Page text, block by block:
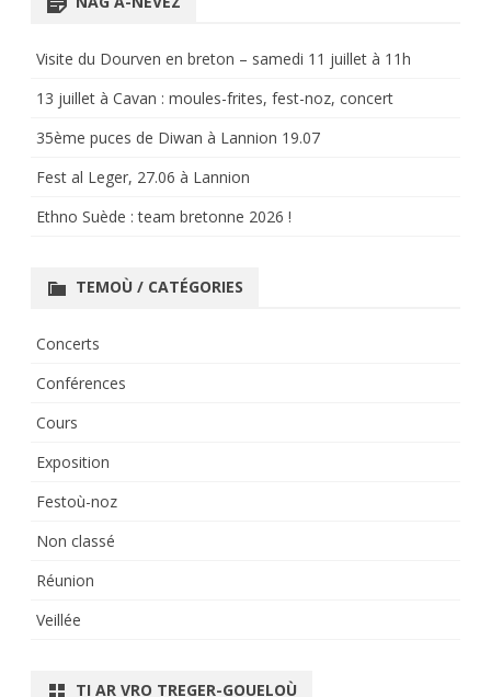
Visite du Dourven en breton – samedi 11 juillet à 11h
13 juillet à Cavan : moules-frites, fest-noz, concert
35ème puces de Diwan à Lannion 19.07
Fest al Leger, 27.06 à Lannion
Ethno Suède : team bretonne 2026 !
TEMOÙ / CATÉGORIES
Concerts
Conférences
Cours
Exposition
Festoù-noz
Non classé
Réunion
Veillée
TI AR VRO TREGER-GOUELOÙ